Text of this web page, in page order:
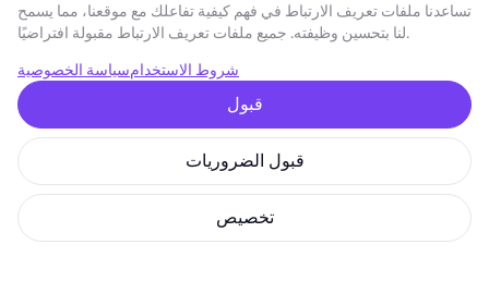
© 2026 GoMining جميع الحقوق محفوظة
Digital Miners White Paper
شركة GoMining (BVI) المحدودة، مكاتب ترينيتي، صندوق بريد 4301، رود تاون،
تورتولا، جزر فيرجن البريطانية، رقم شركة BVI: 2110978
البريطانية VG 1110
وتلتزمان بقوة بمكافحة غسل الأموال، وتمويل الإرهاب، وتمويل الانتشار. نحن نلتزم
تساعدنا ملفات تعريف الارتباط في فهم كيفية تفاعلك مع موقعنا، مما يسمح
لنا بتحسين وظيفته. جميع ملفات تعريف الارتباط مقبولة افتراضيًا.
سياسة الخصوصيةشروط الاستخدام
قبول
قبول الضروريات
تخصيص